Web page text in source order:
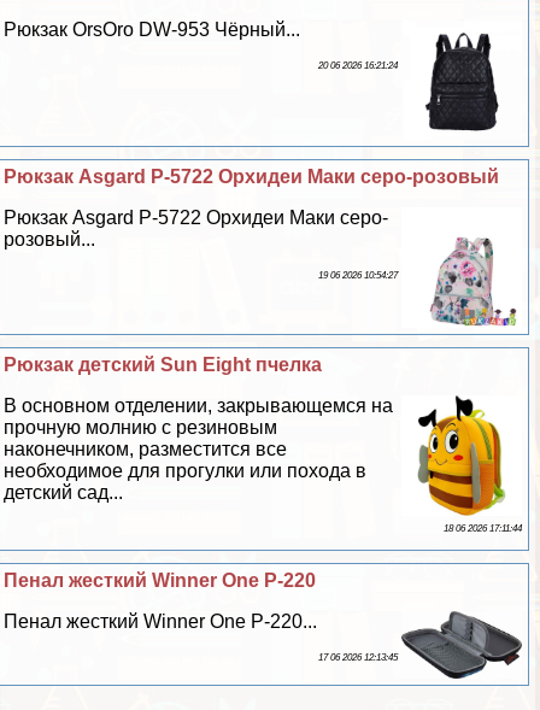
Рюкзак OrsOro DW-953 Чёрный...
20 06 2026 16:21:24
Рюкзак Asgard Р-5722 Орхидеи Маки серо-розовый
Рюкзак Asgard Р-5722 Орхидеи Маки серо-
розовый...
19 06 2026 10:54:27
Рюкзак детский Sun Eight пчелка
В основном отделении, закрывающемся на
прочную молнию с резиновым
наконечником, разместится все
необходимое для прогулки или похода в
детский сад...
18 06 2026 17:11:44
Пенал жесткий Winner One P-220
Пенал жесткий Winner One P-220...
17 06 2026 12:13:45